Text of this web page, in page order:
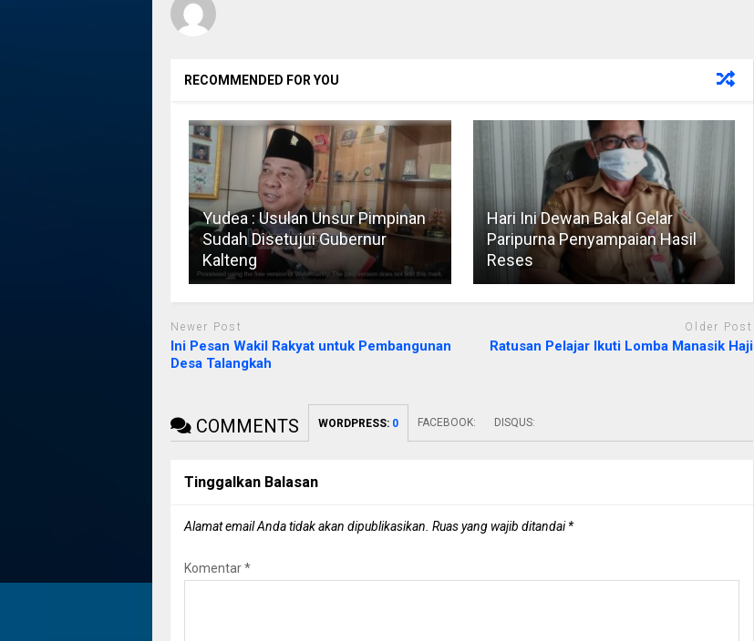
RECOMMENDED FOR YOU
Yudea : Usulan Unsur Pimpinan
Sudah Disetujui Gubernur
Kalteng
Hari Ini Dewan Bakal Gelar
Paripurna Penyampaian Hasil
Reses
Newer Post
Ini Pesan Wakil Rakyat untuk Pembangunan
Desa Talangkah
Older Post
Ratusan Pelajar Ikuti Lomba Manasik Haji
COMMENTS WORDPRESS: 0 FACEBOOK: DISQUS:
Tinggalkan Balasan
Alamat email Anda tidak akan dipublikasikan. Ruas yang wajib ditandai*
Komentar*